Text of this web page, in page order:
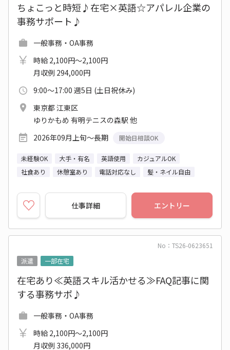
ちょこっと時短♪在宅×英語☆アパレル企業の
事務サポート♪
一般事務・OA事務
時給 2,100円～2,100円
月収例 294,000円
9:00～17:00 週5日 (土日祝休み)
東京都 江東区
ゆりかもめ 有明テニスの森駅 他
2026年09月上旬～長期
開始日相談OK
未経験OK 大手・有名 英語使用
カジュアルOK
社食あり
休憩室あり 電話対応なし 髪・ネイル自由
仕事詳細 エントリー
No：TS26-0623651
派遣
一部在宅
在宅あり≪英語スキル活かせる≫FAQ記事に関
する事務サポ♪
一般事務・OA事務
時給 2,100円～2,100円
月収例 336,000円